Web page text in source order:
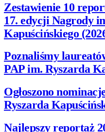
Zestawienie 10
17. edycji Nagrody
Kapuścińskiego
Poznaliśmy
PAP im. Ryszarda
Ogłoszono
Ryszarda
Najlepszy reportaż